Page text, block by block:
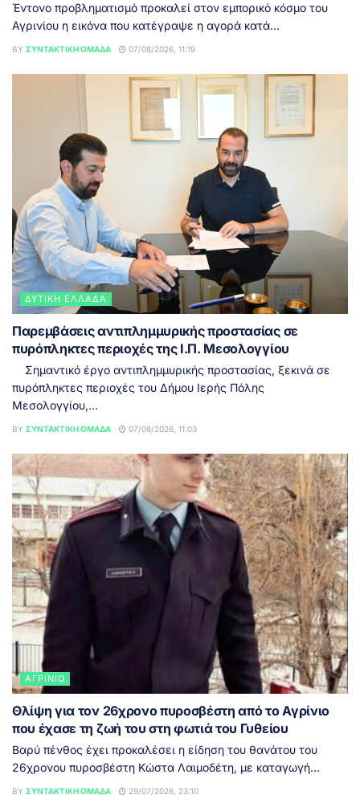
Έντονο προβληματισμό προκαλεί στον εμπορικό κόσμο του
Αγρινίου η εικόνα που κατέγραψε η αγορά κατά...
BY ΣΥΝΤΑΚΤΙΚΉ ΟΜΆΔΑ 07/08/2026, 11:19
ΔΥΤΙΚΉ ΕΛΛΆΔΑ
Παρεμβάσεις αντιπλημμυρικής προστασίας σε
πυρόπληκτες περιοχές της Ι.Π. Μεσολογγίου
Σημαντικό έργο αντιπλημμυρικής προστασίας, ξεκινά σε
πυρόπληκτες περιοχές του Δήμου Ιερής Πόλης
Μεσολογγίου,...
BY ΣΥΝΤΑΚΤΙΚΉ ΟΜΆΔΑ 07/08/2026, 11:03
ΑΓΡΊΝΙΟ
Θλίψη για τον 26χρονο πυροσβέστη από το Αγρίνιο
που έχασε τη ζωή του στη φωτιά του Γυθείου
Βαρύ πένθος έχει προκαλέσει η είδηση του θανάτου του
26χρονου πυροσβέστη Κώστα Λαιμοδέτη, με καταγωγή...
BY ΣΥΝΤΑΚΤΙΚΉ ΟΜΆΔΑ 29/07/2026, 23:10